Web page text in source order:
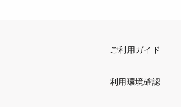
ご利用ガイド
利用環境確認